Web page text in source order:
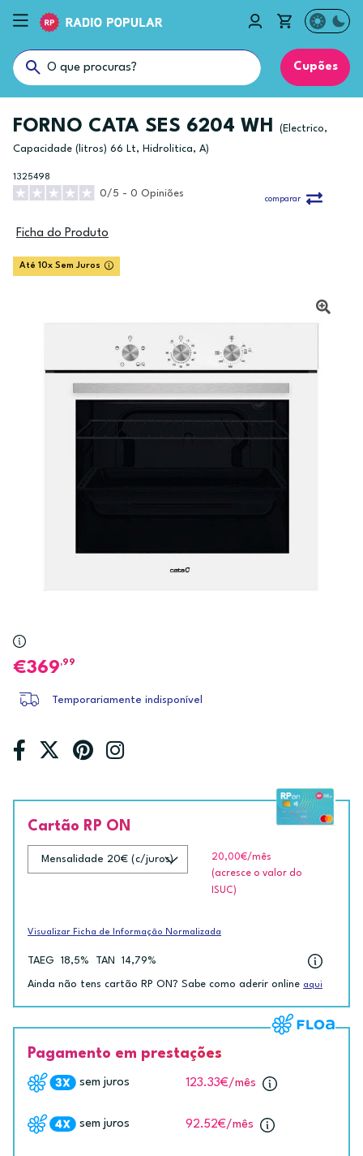
Cupões
FORNO CATA SES 6204 WH
(Electrico,
Capacidade (litros) 66 Lt, Hidrolitica, A)
1325498
0/5 - 0 Opiniões
comparar
Ficha do Produto
Até 10x Sem Juros
369,99
Temporariamente indisponível
Cartão RP ON
20,00€/mês
(acresce o valor do
ISUC)
Visualizar Ficha de Informação Normalizada
TAEG 18,5% TAN 14,79%
Ainda não tens cartão RP ON? Sabe como aderir online aqui
Pagamento em prestações
sem juros 123.33€/mês
sem juros 92.52€/mês